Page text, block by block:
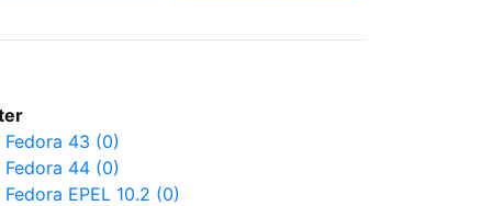
Fedora 43 (0)
Fedora 44 (0)
Fedora EPEL 10.2 (0)